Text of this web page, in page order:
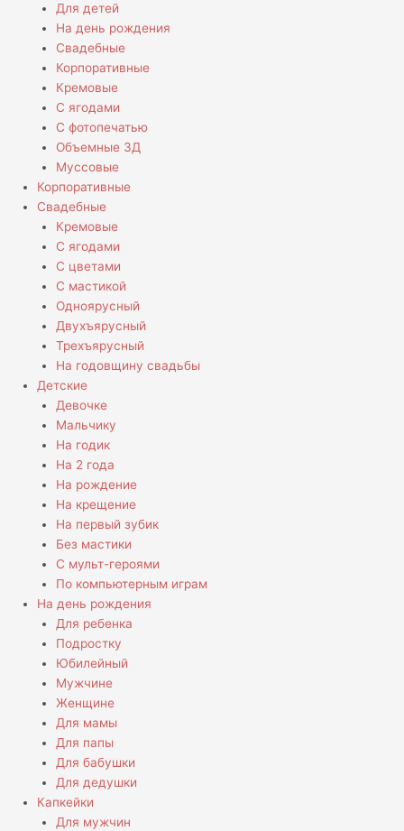
Для детей
На день рождения
Свадебные
Корпоративные
Кремовые
С ягодами
С фотопечатью
Объемные 3Д
Муссовые
Корпоративные
Свадебные
Кремовые
С ягодами
С цветами
С мастикой
Одноярусный
Двухъярусный
Трехъярусный
На годовщину свадьбы
Детские
Девочке
Мальчику
На годик
На 2 года
На рождение
На крещение
На первый зубик
Без мастики
С мульт-героями
По компьютерным играм
На день рождения
Для ребенка
Подростку
Юбилейный
Мужчине
Женщине
Для мамы
Для папы
Для бабушки
Для дедушки
Капкейки
Для мужчин